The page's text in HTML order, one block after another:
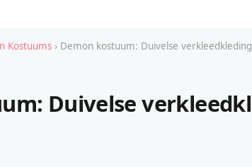
Kostuums › Demon kostuum: Duivelse verkleedkleding
Duivelse